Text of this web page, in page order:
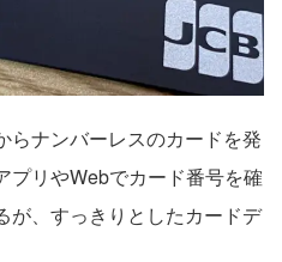
らナンバーレスのカードを発
プリやWebでカード番号を確
が、すっきりとしたカードデ